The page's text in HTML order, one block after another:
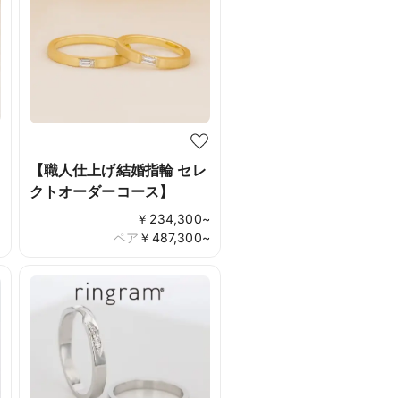
【職人仕上げ結婚指輪 セレ
クトオーダーコース】
￥ 234,300~
￥ 487,300~
ペア